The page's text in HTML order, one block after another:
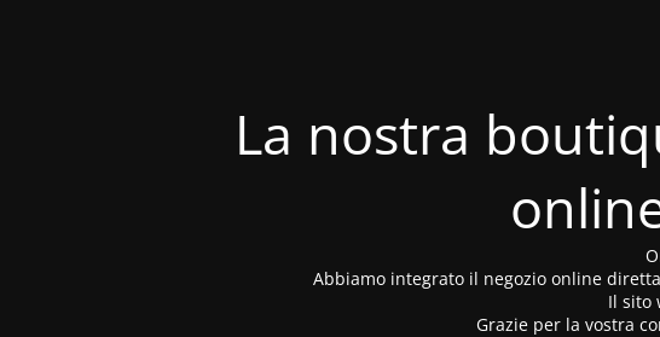
La nostra
Abbiamo integrato il negozio online
Il sito
Grazie per la vostra